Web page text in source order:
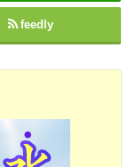
feedly